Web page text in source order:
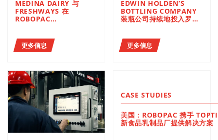
MEDINA DAIRY 与
FRESHWAYS 在
ROBOPAC
更多信息
EDWIN HOLDEN’S
BOTTLING COMPANY
装瓶公司持续地投入罗宝
更多信息
CASE STUDIES
美国：ROBOPAC 携手
新食品乳制品厂提供解决方案